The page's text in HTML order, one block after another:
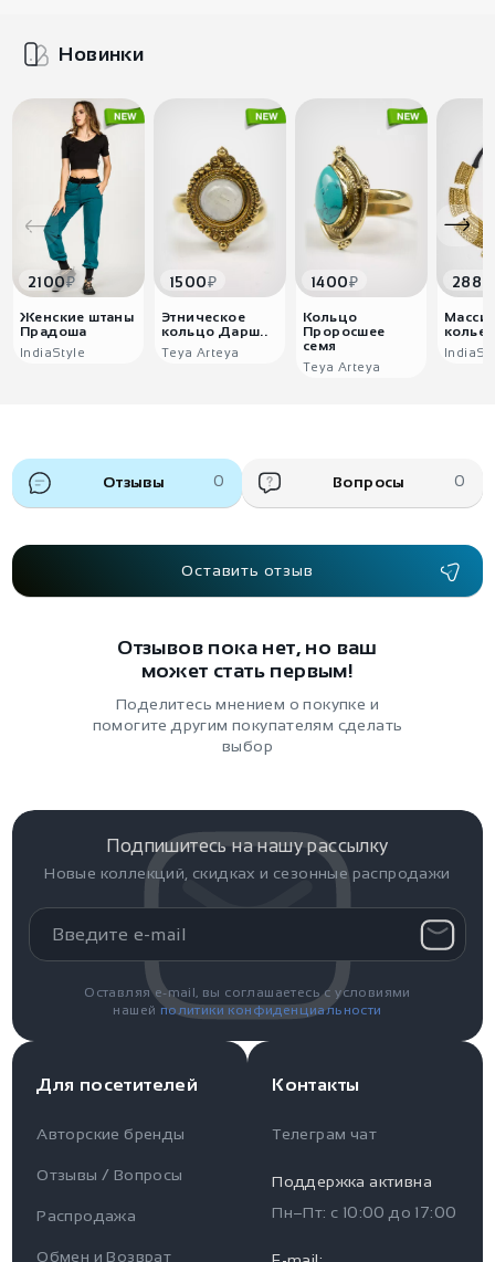
Для пользователя
Информация
Новинки
2100₽
Женские штаны
Прадоша
IndiaStyle
1500₽
Этническое
кольцо Дарш..
Teya Arteya
1400₽
Кольцо
Проросшее
семя
Teya Arteya
2880
колье
Отзывы 0 Вопросы 0
Оставить отзыв
Отзывов пока нет, но ваш
может стать первым!
Поделитесь мнением о покупке и
помогите другим покупателям сделать
выбор
Для посетителей
Авторские бренды
Отзывы / Вопросы
Распродажа
Обмен и Возврат
Подпишитесь на нашу рассылку
Новые коллекций, скидках и сезонные распродажи
Оставляя e-mail, вы соглашаетесь с условиями
нашей политики конфиденциальности
Контакты
Телеграм чат
Поддержка активна
Пн–Пт: с 10:00 до 17:00